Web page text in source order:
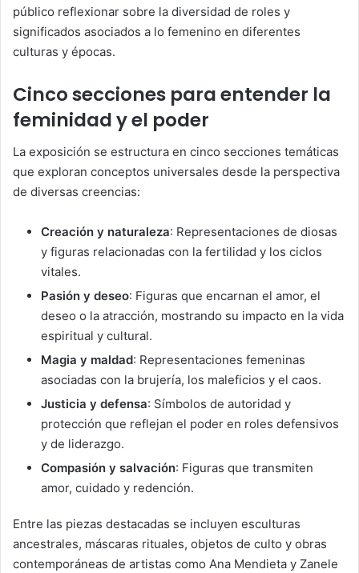
público reflexionar sobre la diversidad de roles y
significados asociados a lo femenino en diferentes
culturas y épocas.
Cinco secciones para entender la
feminidad y el poder
La exposición se estructura en cinco secciones temáticas
que exploran conceptos universales desde la perspectiva
de diversas creencias:
Creación y naturaleza: Representaciones de diosas
y figuras relacionadas con la fertilidad y los ciclos
vitales.
Pasión y deseo: Figuras que encarnan el amor, el
deseo o la atracción, mostrando su impacto en la vida
espiritual y cultural.
Magia y maldad: Representaciones femeninas
asociadas con la brujería, los maleficios y el caos.
Justicia y defensa: Símbolos de autoridad y
protección que reflejan el poder en roles defensivos
y de liderazgo.
Compasión y salvación: Figuras que transmiten
amor, cuidado y redención.
Entre las piezas destacadas se incluyen esculturas
ancestrales, máscaras rituales, objetos de culto y obras
contemporáneas de artistas como Ana Mendieta y Zanele